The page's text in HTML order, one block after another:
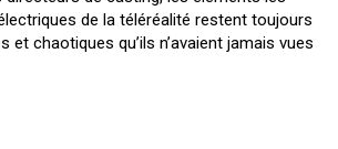
de la téléréalité restent toujours
et chaotiques qu’ils n’avaient jamais vues